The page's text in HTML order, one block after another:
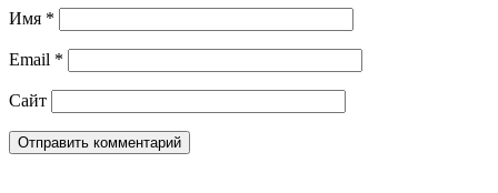
Имя *
Email *
Сайт